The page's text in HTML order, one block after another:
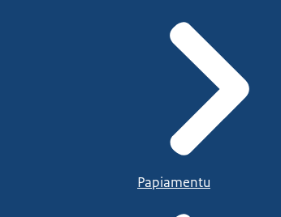
Papiamentu